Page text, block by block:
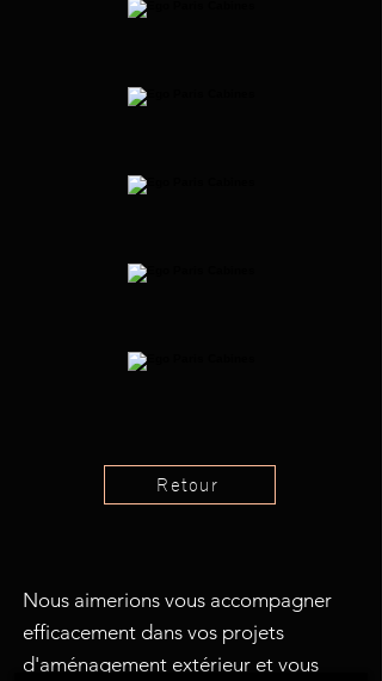
Retour
Nous aimerions vous accompagner
efficacement dans vos projets
d'aménagement extérieur et vous